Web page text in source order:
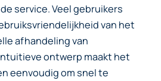
service. Veel gebruikers
van het
afhandeling van
ontwerp maakt het
eenvoudig om snel te